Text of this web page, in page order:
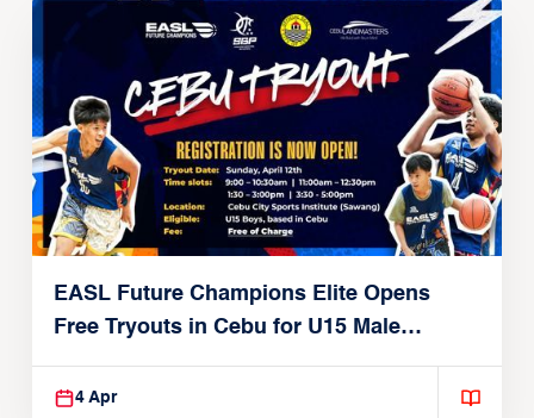
EASL Future Champions Elite Opens
Free Tryouts in Cebu for U15 Male
Players
4 Apr